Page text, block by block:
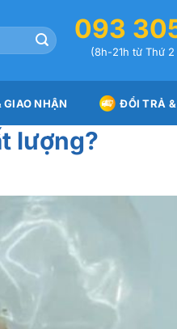
093
(8h-21h từ Thứ
NHẬN ĐỔI TRẢ
lượng?